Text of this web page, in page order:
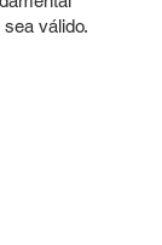
válido.